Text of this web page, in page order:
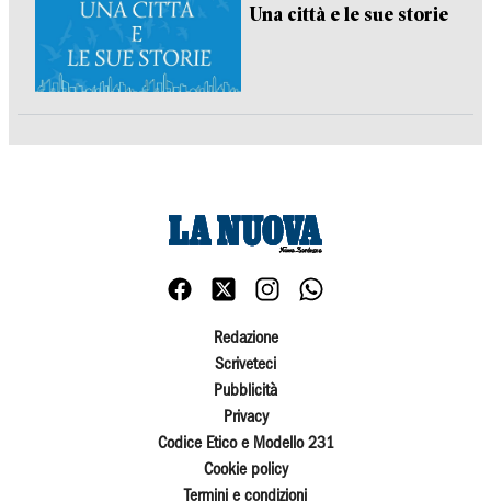
Una città e le sue storie
Redazione
Scriveteci
Pubblicità
Privacy
Codice Etico e Modello 231
Cookie policy
Termini e condizioni